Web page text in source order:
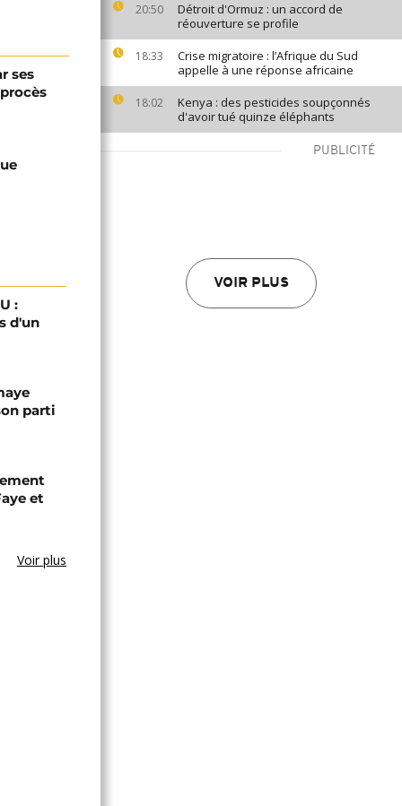
20:50
Détroit d'Ormuz : un accord de
réouverture se profile
18:33
Crise migratoire : l’Afrique du Sud
appelle à une réponse africaine
18:02
Kenya : des pesticides soupçonnés
d'avoir tué quinze éléphants
PUBLICITÉ
VOIR PLUS
ses
:
d'un
parti
et
Voir plus